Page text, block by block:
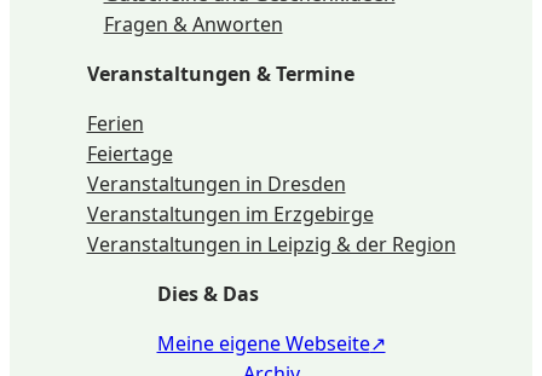
Fragen & Anworten
Veranstaltungen & Termine
Ferien
Feiertage
Veranstaltungen in Dresden
Veranstaltungen im Erzgebirge
Veranstaltungen in Leipzig & der Region
Dies & Das
Meine eigene Webseite